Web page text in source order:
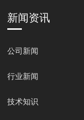
新闻资讯
公司新闻
行业新闻
技术知识